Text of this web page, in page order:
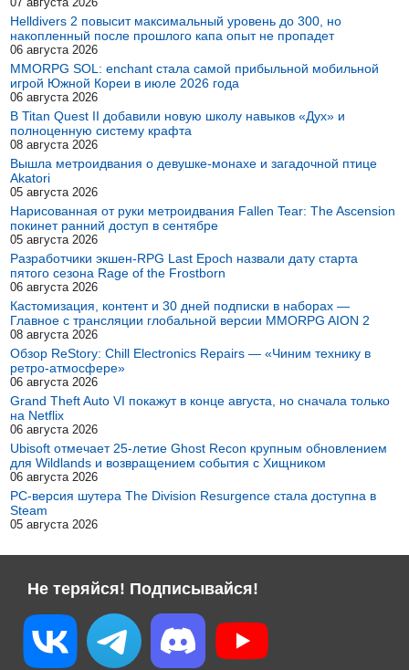
Helldivers 2 повысит максимальный уровень до 300, но
накопленный после прошлого капа опыт не пропадет
06 августа 2026
MMORPG SOL: enchant стала самой прибыльной мобильной
игрой Южной Кореи в июле 2026 года
06 августа 2026
В Titan Quest II добавили новую школу навыков «Дух» и
полноценную систему крафта
08 августа 2026
Вышла метроидвания о девушке-монахе и загадочной птице
Akatori
05 августа 2026
Нарисованная от руки метроидвания Fallen Tear: The Ascension
покинет ранний доступ в сентябре
05 августа 2026
Разработчики экшен-RPG Last Epoch назвали дату старта
пятого сезона Rage of the Frostborn
06 августа 2026
Кастомизация, контент и 30 дней подписки в наборах —
Главное с трансляции глобальной версии MMORPG AION 2
08 августа 2026
Обзор ReStory: Chill Electronics Repairs — «Чиним технику в
ретро-атмосфере»
06 августа 2026
Grand Theft Auto VI покажут в конце августа, но сначала только
на Netflix
06 августа 2026
Ubisoft отмечает 25-летие Ghost Recon крупным обновлением
для Wildlands и возвращением события с Хищником
06 августа 2026
PC-версия шутера The Division Resurgence стала доступна в
Steam
05 августа 2026
Не теряйся! Подписывайся!